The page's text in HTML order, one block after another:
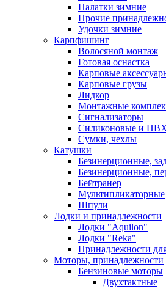
Палатки зимние
Прочие
Удочки зимние
Карпфишинг
Волосяной монтаж
Готовая оснастка
Карповые
Карповые грузы
Лидкор
Монтажные
Сигнализаторы
Силиконовые и
Сумки, чехлы
Катушки
Безинерционные,
Безинерционные,
Бейтранер
Мультипликаторные
Шпули
Лодки и принадлежности
Лодки "Aquilon"
Лодки "Reka"
Принадлежности
Моторы, принадлежности
Бензиновые моторы
Двухтактные